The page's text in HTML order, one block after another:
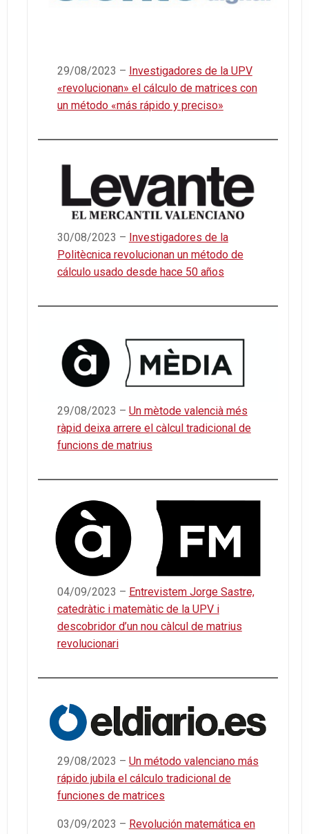
29/08/2023 – Investigadores de la UPV
«revolucionan» el cálculo de matrices con
un método «más rápido y preciso»
30/08/2023 – Investigadores de la
Politècnica revolucionan un método de
cálculo usado desde hace 50 años
29/08/2023 – Un mètode valencià més
ràpid deixa arrere el càlcul tradicional de
funcions de matrius
04/09/2023 – Entrevistem Jorge Sastre,
catedràtic i matemàtic de la UPV i
descobridor d’un nou càlcul de matrius
revolucionari
29/08/2023 – Un método valenciano más
rápido jubila el cálculo tradicional de
funciones de matrices
03/09/2023 – Revolución matemática en